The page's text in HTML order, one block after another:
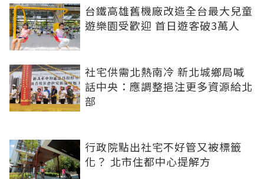
台鐵高雄舊機廠改造全台最大兒童
遊樂園受歡迎 首日遊客破3萬人
社宅供需北熱南冷 新北城鄉局喊
話中央：應調整挹注更多資源給北
部
行政院點出社宅不好管又被標籤
化？ 北市住都中心提解方